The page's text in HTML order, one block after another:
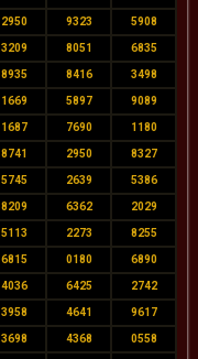
2950 9323 5908
3209 8051 6835
8935 8416 3498
1669 5897 9089
1687 7690 1180
8741 2950 8327
5745 2639 5386
8209 6362 2029
5113 2273 8255
6815 0180 6890
4036 6425 2742
3958 4641 9617
3698 4368 0558